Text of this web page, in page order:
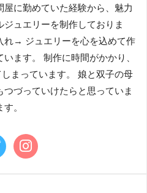
に勤めていた経験から、魅力
ュエリーを制作しておりま
れ→ ジュエリーを心を込めて作
ます。 制作に時間がかかり、
まっています。 娘と双子の母
づっていけたらと思っていま
。